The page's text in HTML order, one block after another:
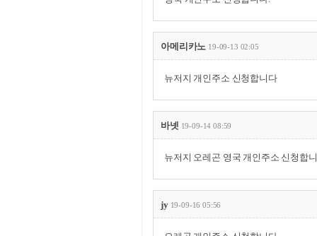
아메리카노 19-09-13 02:05
뉴저지 개인주소 신청합니다
바넷 19-09-14 08:59
뉴저지 오레곤 영국 개인주소 신청합
jy 19-09-16 05:56